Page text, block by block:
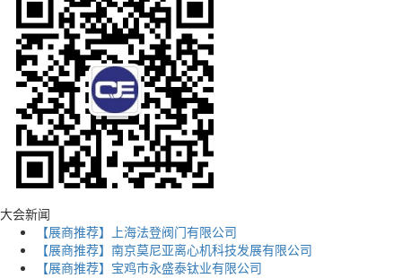
大会新闻
【展商推荐】上海法登阀门有限公司
【展商推荐】南京莫尼亚离心机科技发展有限公司
【展商推荐】宝鸡市永盛泰钛业有限公司